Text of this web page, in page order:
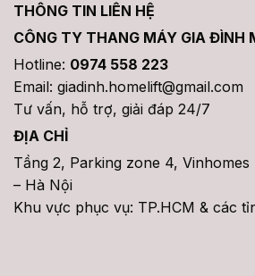
THÔNG TIN LIÊN HỆ
CÔNG TY THANG MÁY GIA ĐÌNH
Hotline: 0974 558 223
Email: giadinh.homelift@gmail.com
Tư vấn, hỗ trợ, giải đáp 24/7
ĐỊA CHỈ
Tầng 2, Parking zone 4,
– Hà Nội
Khu vực phục vụ: TP.HCM & các